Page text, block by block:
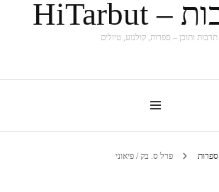
תרבות ותוכן – ספרות, קולנוע, טיולים
ספרות פרל ס. בק / פיאוני